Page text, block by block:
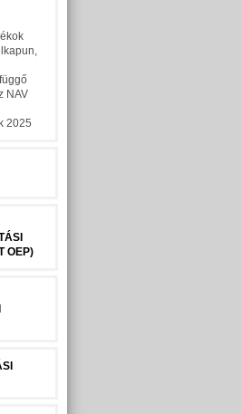
NAV
2025
OEP)